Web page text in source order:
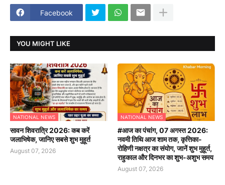
Facebook
YOU MIGHT LIKE
NATIONAL NEWS
सावन शिवरात्रि 2026: कब करें
जलाभिषेक, जानिए सबसे शुभ मुहूर्त
August 07, 2026
NATIONAL NEWS
#आज का पंचांग, 07 अगस्त 2026:
नवमी तिथि आज शाम तक, कृत्तिका-
रोहिणी नक्षत्र का संयोग, जानें शुभ मुहूर्त,
राहुकाल और दिनभर का शुभ-अशुभ समय
August 07, 2026